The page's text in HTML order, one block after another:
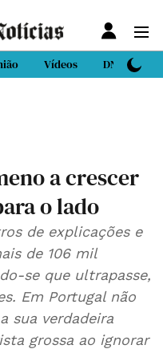
Vídeos DN Sport
a crescer
o lado
de explicações e
de 106 mil
se que ultrapasse,
Em Portugal não
sua verdadeira
grossa ao ignorar